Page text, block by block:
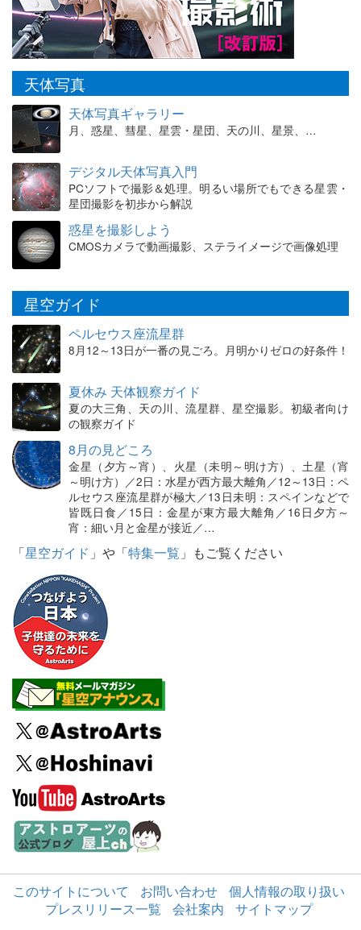
天体写真
天体写真ギャラリー
月、惑星、彗星、星雲・星団、天の川、星景、…
デジタル天体写真入門
PCソフトで撮影＆処理。明るい場所でもできる星雲・
星団撮影を初歩から解説
惑星を撮影しよう
CMOSカメラで動画撮影、ステライメージで画像処理
星空ガイド
ペルセウス座流星群
8月12～13日が一番の見ごろ。月明かりゼロの好条件！
夏休み 天体観察ガイド
夏の大三角、天の川、流星群、星空撮影。初級者向け
の観察ガイド
8月の見どころ
金星（夕方～宵）、火星（未明～明け方）、土星（宵
～明け方）／2日：水星が西方最大離角／12～13日：ペ
ルセウス座流星群が極大／13日未明：スペインなどで
皆既日食／15日：金星が東方最大離角／16日夕方～
宵：細い月と金星が接近／…
「星空ガイド 」や「特集一覧 」もご覧ください
このサイトについて お問い合わせ
個人情報の取り扱い
プレスリリース一覧
会社案内 サイトマップ